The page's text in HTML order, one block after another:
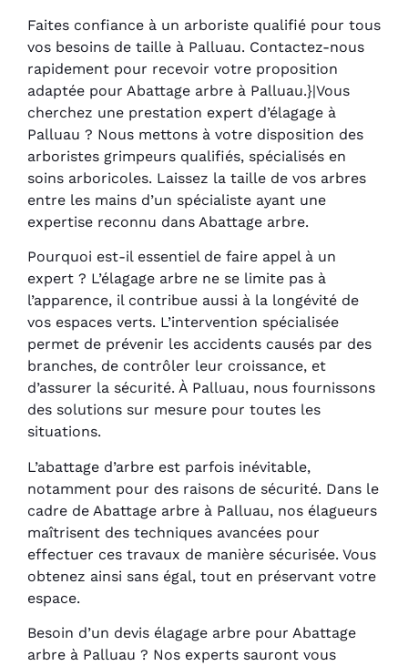
Faites confiance à un arboriste qualifié pour tous
vos besoins de taille à Palluau. Contactez-nous
rapidement pour recevoir votre proposition
adaptée pour Abattage arbre à Palluau.}|Vous
cherchez une prestation expert d’élagage à
Palluau ? Nous mettons à votre disposition des
arboristes grimpeurs qualifiés, spécialisés en
soins arboricoles. Laissez la taille de vos arbres
entre les mains d’un spécialiste ayant une
expertise reconnu dans Abattage arbre.
Pourquoi est-il essentiel de faire appel à un
expert ? L’élagage arbre ne se limite pas à
l’apparence, il contribue aussi à la longévité de
vos espaces verts. L’intervention spécialisée
permet de prévenir les accidents causés par des
branches, de contrôler leur croissance, et
d’assurer la sécurité. À Palluau, nous fournissons
des solutions sur mesure pour toutes les
situations.
L’abattage d’arbre est parfois inévitable,
notamment pour des raisons de sécurité. Dans le
cadre de Abattage arbre à Palluau, nos élagueurs
maîtrisent des techniques avancées pour
effectuer ces travaux de manière sécurisée. Vous
obtenez ainsi sans égal, tout en préservant votre
espace.
Besoin d’un devis élagage arbre pour Abattage
arbre à Palluau ? Nos experts sauront vous